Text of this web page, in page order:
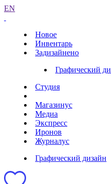
EN
Новое
Инвентарь
Задизайнено
Графический
Студия
Магазинус
Медиа
Экспресс
Иронов
Журналус
Графический дизайн